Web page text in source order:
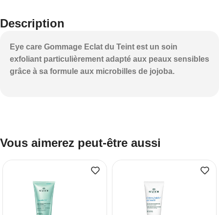
Description
Eye care Gommage Eclat du Teint est un soin
exfoliant particulièrement adapté aux peaux sensibles
grâce à sa formule aux microbilles de jojoba.
Vous aimerez peut-être aussi